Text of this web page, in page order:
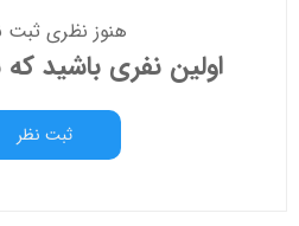
هنوز نظری ثبت
اولین نفری باشید
ثبت نظر